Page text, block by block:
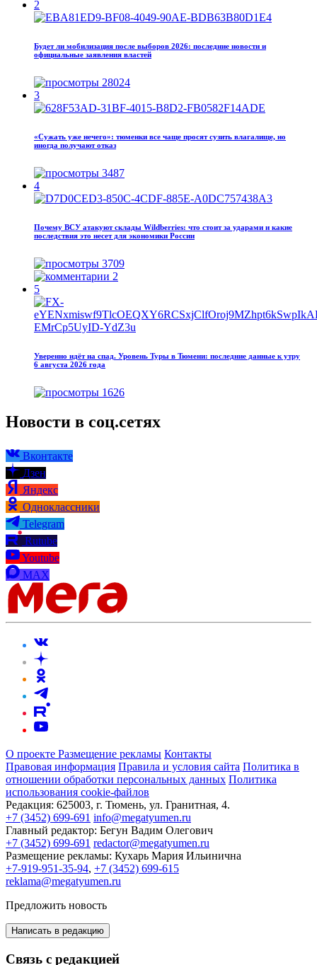
2
Будет ли мобилизация после выборов 2026: последние новости и
официальные заявления властей
28024
3
«Сужать уже нечего»: тюменки все чаще просят сузить влагалище, но
иногда получают отказ
3487
4
Почему ВСУ атакуют склады Wildberries: что стоит за ударами и какие
последствия это несет для экономики России
3709
2
5
Уверенно идёт на спад. Уровень Туры в Тюмени: последние данные к утру
6 августа 2026 года
1626
Новости в соц.сетях
Вконтакте
Дзен
Яндекс
Одноклассники
Telegram
Rutube
Youtube
MAX
О проекте Размещение рекламы Контакты
Правовая информация Правила и условия сайта Политика в
отношении обработки персональных данных Политика
использования cookie-файлов
Редакция: 625003, г. Тюмень, ул. Гранитная, 4.
+7 (3452) 699-691 info@megatyumen.ru
Главный редактор: Бегун Вадим Олегович
+7 (3452) 699-691 redactor@megatyumen.ru
Размещение рекламы: Кухарь Мария Ильинична
+7-919-951-35-94, +7 (3452) 699-615
reklama@megatyumen.ru
Предложить новость
Написать в редакцию
Связь с редакцией